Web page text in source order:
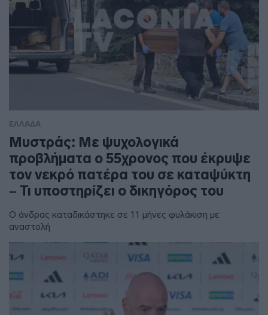
ΕΛΛΑΔΑ
Μυστράς: Με ψυχολογικά
προβλήματα ο 55χρονος που έκρυψε
τον νεκρό πατέρα του σε καταψύκτη
– Τι υποστηρίζει ο δικηγόρος του
Ο άνδρας καταδικάστηκε σε 11 μήνες φυλάκιση με
αναστολή